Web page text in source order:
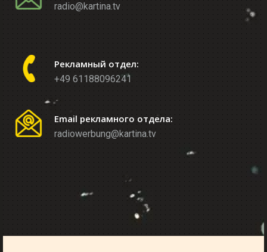
radio@kartina.tv
Рекламный отдел:
+49 61188096241
Email рекламного отдела:
radiowerbung@kartina.tv